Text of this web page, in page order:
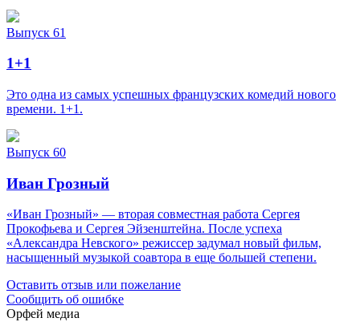
Выпуск 61
1+1
Это одна из самых успешных французских комедий нового
времени. 1+1.
Выпуск 60
Иван Грозный
«Иван Грозный» — вторая совместная работа Сергея
Прокофьева и Сергея Эйзенштейна. После успеха
«Александра Невского» режиссер задумал новый фильм,
насыщенный музыкой соавтора в еще большей степени.
Оставить отзыв или пожелание
Сообщить об ошибке
Орфей медиа